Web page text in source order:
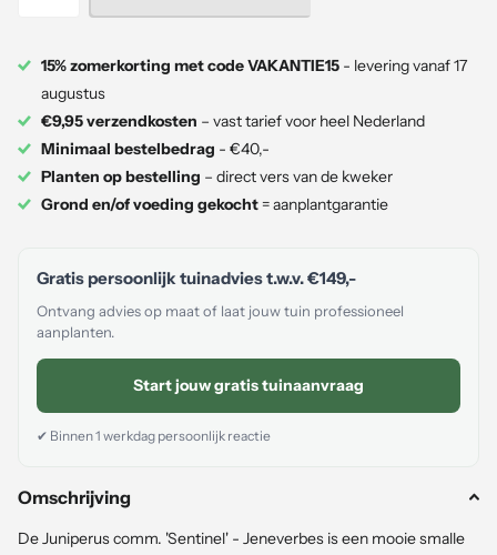
15% zomerkorting met code VAKANTIE15 - levering vanaf 17
augustus
€9,95 verzendkosten – vast tarief voor heel Nederland
Minimaal bestelbedrag - €40,-
Planten op bestelling – direct vers van de kweker
Grond en/of voeding gekocht= aanplantgarantie
Gratis persoonlijk tuinadvies t.w.v.€149,-
Ontvang advies op maat of laat jouw tuin professioneel
aanplanten.
Start jouw gratis tuinaanvraag
✔ Binnen 1 werkdag persoonlijk reactie
Omschrijving
De Juniperus comm. 'Sentinel' - Jeneverbes is een mooie smalle